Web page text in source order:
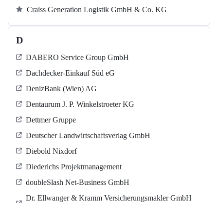
Craiss Generation Logistik GmbH & Co. KG
D
DABERO Service Group GmbH
Dachdecker-Einkauf Süd eG
DenizBank (Wien) AG
Dentaurum J. P. Winkelstroeter KG
Dettmer Gruppe
Deutscher Landwirtschaftsverlag GmbH
Diebold Nixdorf
Diederichs Projektmanagement
doubleSlash Net-Business GmbH
Dr. Ellwanger & Kramm Versicherungsmakler GmbH